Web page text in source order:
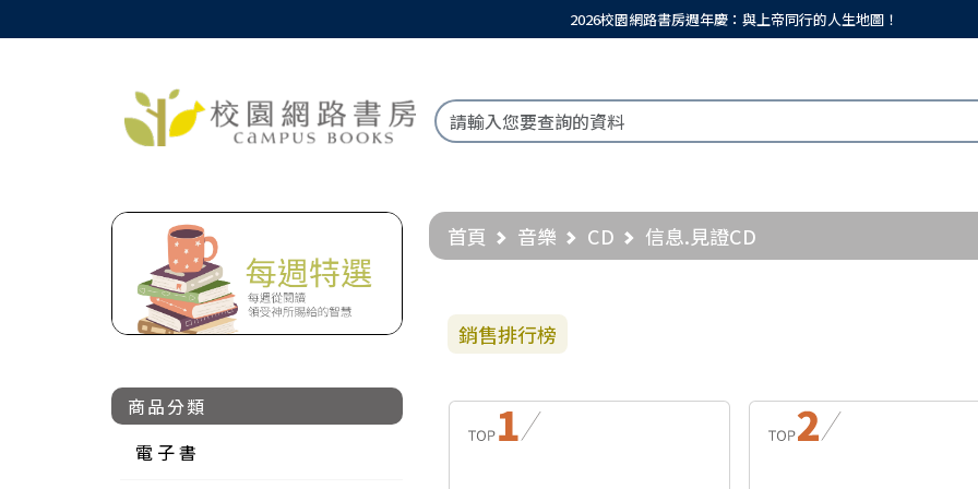
2026校園網路書房週年慶：與上帝同行的人生地圖！
商品分類
電 子 書
首頁 音樂 CD 信息.見證CD
銷售排行榜